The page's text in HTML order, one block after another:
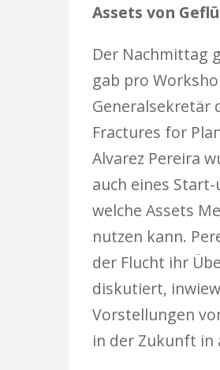
Assets von
Der Nachmittag
gab pro
Generalsekretär
Fractures for
Alvarez Pereira
auch eines Start-
welche Assets
nutzen kann.
der Flucht ihr
diskutiert,
Vorstellungen
in der Zukunft in